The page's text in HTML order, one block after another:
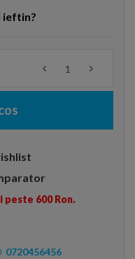
ieftin?
peste 600 Ron.
0720456456